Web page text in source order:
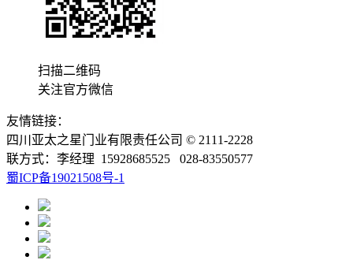
扫描二维码
关注官方微信
友情链接：
四川亚太之星门业有限责任公司 © 2111-2228
联方式：李经理 15928685525 028-83550577
蜀ICP备19021508号-1